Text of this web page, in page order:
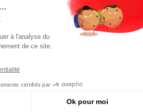
à l'analyse du
de ce site.
certifiés par
Ok pour moi